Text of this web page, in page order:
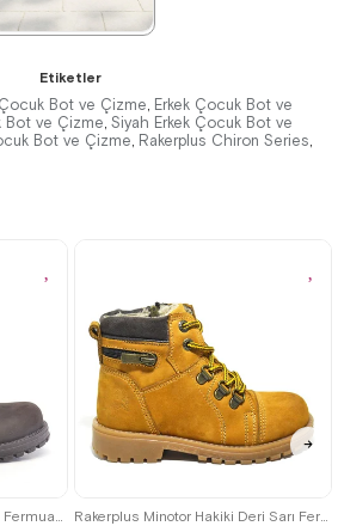
★ ★ ★
2.699,90 ₺
₺
31
32
Rakerplus Minotor Hakiki Deri Sarı Fermuarlı Çocuk Bot
26 27 28 29 30 31
32
Etiketler
Bot ve Çizme, Erkek Çocuk Bot ve
Bot ve Çizme, Siyah Erkek Çocuk Bot ve
Bot ve Çizme, Rakerplus Chiron Series,